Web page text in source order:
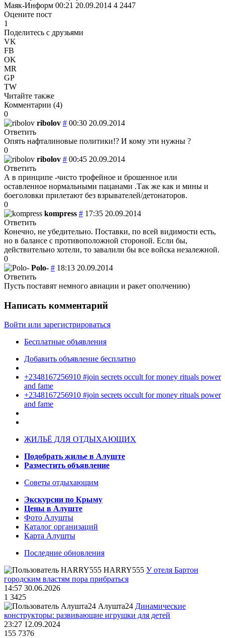
Маяк-Информ 00:21 20.09.2014 4 2447
Оцените пост
1
Поделитесь с друзьями
VK
FB
OK
MR
GP
TW
Читайте также
Комментарии (4)
0
ribolov # 00:30 20.09.2014
Ответить
Опять нафталиновые политики!? И кому эти нужны ?
0
ribolov # 00:45 20.09.2014
Ответить
А в принципе -чисто трофейное и брошенное или
оставленное нормальными пацанами .Так же как и мины и
боеголовки прилетают без взрывателей/детонаторов.
0
kompress # 17:35 20.09.2014
Ответить
Конечно, не убедительно. Поставки, по всей видимости есть,
но в балансе с противоположной стороной. Если бы,
действительно хотели, то завалили бы все войска незалежной.
0
Polo- # 18:13 20.09.2014
Ответить
Пусть поставят немного авиации и ракет ополчению)
Написать комментарий
Войти или зарегистрироваться
Бесплатные объявления
Добавить объявление бесплатно
+2348167256910 #join secrets occult for money rituals power
and fame
+2348167256910 #join secrets occult for money rituals power
and fame
ЖИЛЬЁ ДЛЯ ОТДЫХАЮЩИХ
Подобрать жилье в Алуште
Разместить объявление
Советы отдыхающим
Экскурсии по Крыму
Цены в Алуште
Фото Алушты
Каталог организаций
Карта Алушты
Последние обновления
HARRY555 У отеля Бартон
городским властям пора прибраться
14:57 30.06.2026
1 3425
Алушта24 Динамические
конструкторы: развивающие игрушки для детей
23:27 12.09.2024
155 7376